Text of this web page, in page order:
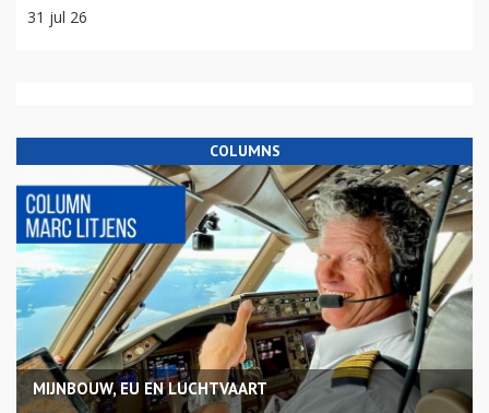
31 jul 26
COLUMNS
MIJNBOUW, EU EN LUCHTVAART